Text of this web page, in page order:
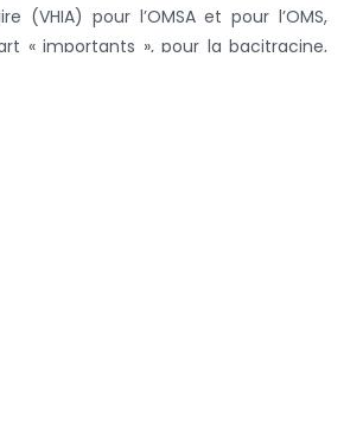
(VHIA) pour l’OMSA et pour l’OMS,
« importants », pour la bacitracine,